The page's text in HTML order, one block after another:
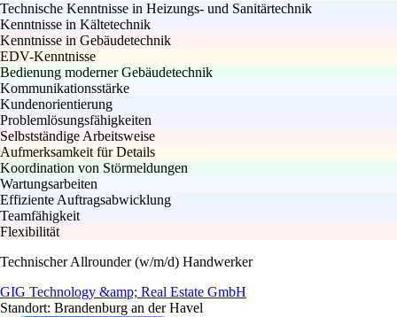
Technische Kenntnisse in Heizungs- und Sanitärtechnik
Kenntnisse in Kältetechnik
Kenntnisse in Gebäudetechnik
EDV-Kenntnisse
Bedienung moderner Gebäudetechnik
Kommunikationsstärke
Kundenorientierung
Problemlösungsfähigkeiten
Selbstständige Arbeitsweise
Aufmerksamkeit für Details
Koordination von Störmeldungen
Wartungsarbeiten
Effiziente Auftragsabwicklung
Teamfähigkeit
Flexibilität
Technischer Allrounder (w/m/d) Handwerker
GIG Technology &amp; Real Estate GmbH
Standort: Brandenburg an der Havel